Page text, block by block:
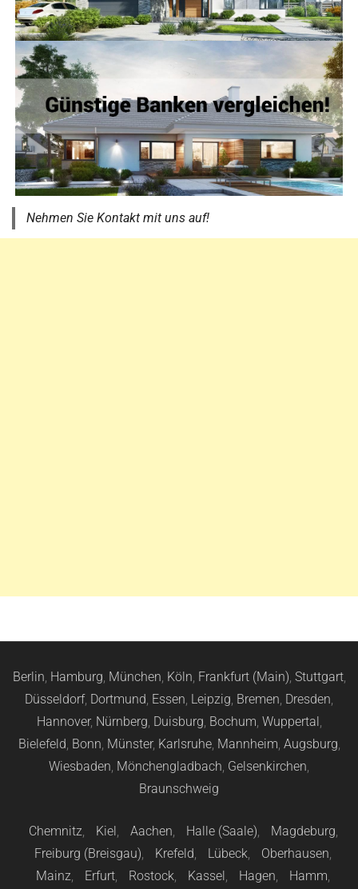
Nehmen Sie Kontakt mit uns auf!
Berlin, Hamburg, München, Köln, Frankfurt (Main), Stuttgart,
Düsseldorf, Dortmund, Essen, Leipzig, Bremen, Dresden,
Hannover, Nürnberg, Duisburg, Bochum, Wuppertal,
Bielefeld, Bonn, Münster, Karlsruhe, Mannheim, Augsburg,
Wiesbaden, Mönchengladbach, Gelsenkirchen,
Braunschweig
Chemnitz, Kiel, Aachen, Halle (Saale), Magdeburg,
Freiburg (Breisgau), Krefeld, Lübeck, Oberhausen,
Mainz, Erfurt, Rostock, Kassel, Hagen, Hamm,